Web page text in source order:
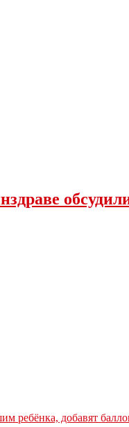
ребёнка, добавят